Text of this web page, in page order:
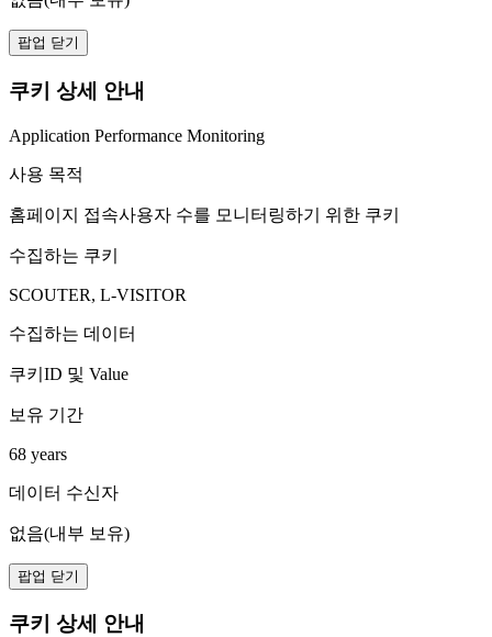
팝업 닫기
쿠키 상세 안내
Application Performance Monitoring
사용 목적
홈페이지 접속사용자 수를 모니터링하기 위한 쿠키
수집하는 쿠키
SCOUTER, L-VISITOR
수집하는 데이터
쿠키ID 및 Value
보유 기간
68 years
데이터 수신자
없음(내부 보유)
팝업 닫기
쿠키 상세 안내